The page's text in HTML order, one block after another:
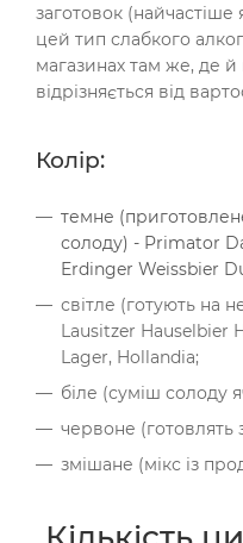
заготовок
цей тип слабкого
магазинах там же, де
відрізняється від
Колір:
темне
солоду) - Primator
Erdinger Weissbier
світле (готують на
Lausitzer Hauselbier
Lager, Hollandia;
біле (суміш солоду
червоне (готовлять
змішане (мікс із